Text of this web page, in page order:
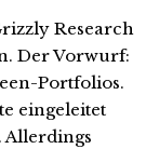
Research
Der Vorwurf:
Portfolios.
eingeleitet